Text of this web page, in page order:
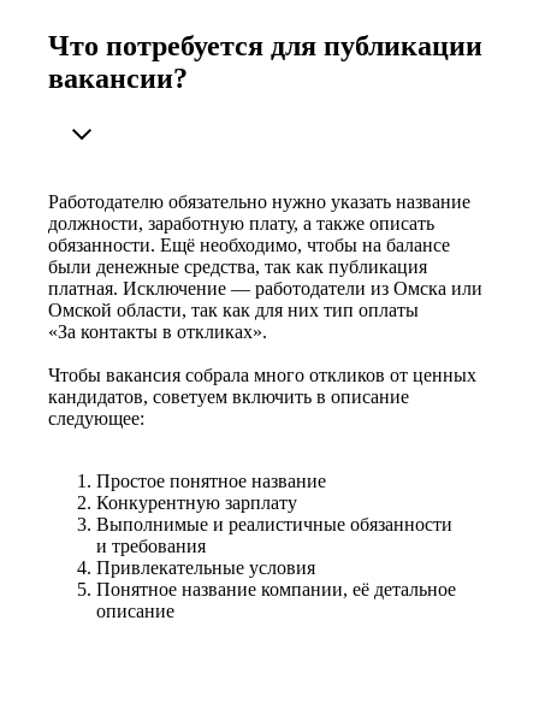
Что потребуется для публикации
вакансии?
Работодателю обязательно нужно указать название
должности, заработную плату, а также описать
обязанности. Ещё необходимо, чтобы на балансе
были денежные средства, так как публикация
платная. Исключение — работодатели из Омска или
Омской области, так как для них тип оплаты
«За контакты в откликах».
Чтобы вакансия собрала много откликов от ценных
кандидатов, советуем включить в описание
следующее:
Простое понятное название
Конкурентную зарплату
Выполнимые и реалистичные обязанности
и требования
Привлекательные условия
Понятное название компании, её детальное
описание